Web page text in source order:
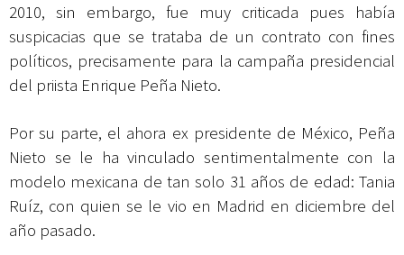
2010, sin embargo, fue muy criticada pues había
suspicacias que se trataba de un contrato con fines
políticos, precisamente para la campaña presidencial
del priista Enrique Peña Nieto.
Por su parte, el ahora ex presidente de México, Peña
Nieto se le ha vinculado sentimentalmente con la
modelo mexicana de tan solo 31 años de edad: Tania
Ruíz, con quien se le vio en Madrid en diciembre del
año pasado.